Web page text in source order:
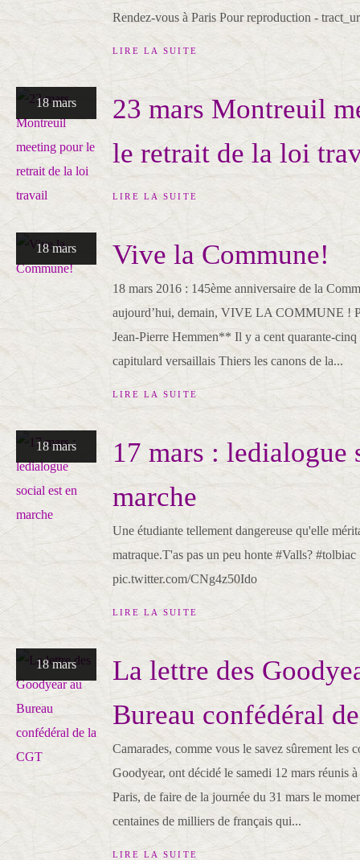
Rendez-vous à Paris Pour reproduction -
LIRE LA SUITE
18 mars
23 mars Montreuil
le retrait de la loi
LIRE LA SUITE
18 mars Vive la Commune!
18 mars 2016 : 145ème anniversaire de la
aujourd’hui, demain, VIVE LA COMMUNE !
Jean-Pierre Hemmen** Il y a cent quarante-cinq
capitulard versaillais Thiers les canons de la...
LIRE LA SUITE
18 mars
17 mars : ledialogue
marche
Une étudiante tellement dangereuse qu'elle
matraque.T'as pas un peu honte #Valls? #tolbiac
pic.twitter.com/CNg4z50Ido
LIRE LA SUITE
18 mars
La lettre des
Bureau confédéral
Camarades, comme vous le savez sûrement les
Goodyear, ont décidé le samedi 12 mars réunis
Paris, de faire de la journée du 31 mars le
centaines de milliers de français qui...
LIRE LA SUITE